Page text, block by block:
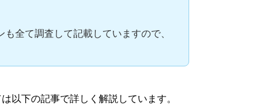
全て調査して記載していますので、
以下の記事で詳しく解説しています。